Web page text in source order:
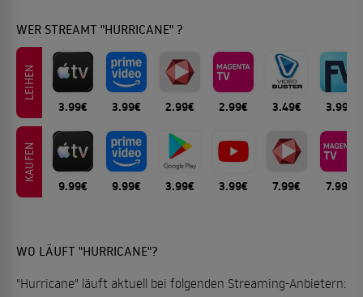
WER STREAMT "HURRICANE" ?
LEIHEN
3.99€ 3.99€ 2.99€ 2.99€ 3.49€ 3.99€
KAUFEN
9.99€ 9.99€ 3.99€ 3.99€ 7.99€ 7.99€
WO LÄUFT "HURRICANE"?
"Hurricane" läuft aktuell bei folgenden Streaming-Anbietern: